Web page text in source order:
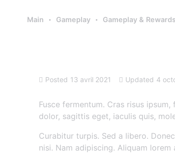
Main Gameplay Gameplay & Rewards
Posted 13 avril 2021 Updated 4
Fusce fermentum. Cras risus
dolor, sagittis eget, iaculis quis,
Curabitur turpis. Sed a libero.
nisi. Nam adipiscing. Aliquam